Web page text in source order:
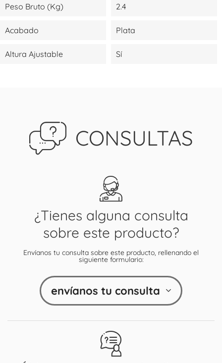
Peso Bruto (kg) 2.4
Acabado Plata
Altura Ajustable Sí
CONSULTAS
¿Tienes alguna consulta
sobre este producto?
Envíanos tu consulta sobre este producto, rellenando el
siguiente formulario:
envíanos tu consulta